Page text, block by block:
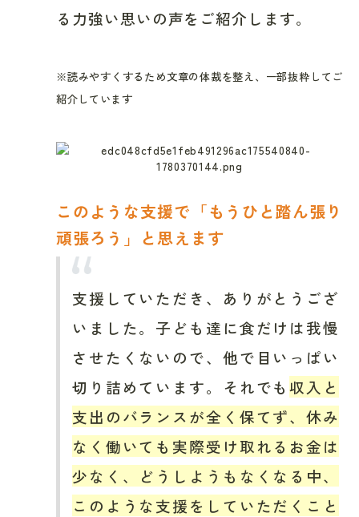
る力強い思いの声をご紹介します。
※読みやすくするため文章の体裁を整え、一部抜粋してご
紹介しています
このような支援で「もうひと踏ん張り
頑張ろう」と思えます
支援していただき、ありがとうござ
いました。子ども達に食だけは我慢
させたくないので、他で目いっぱい
切り詰めています。それでも収入と
支出のバランスが全く保てず、休み
なく働いても実際受け取れるお金は
少なく、どうしようもなくなる中、
このような支援をしていただくこと